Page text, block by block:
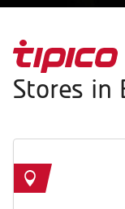
Stores in